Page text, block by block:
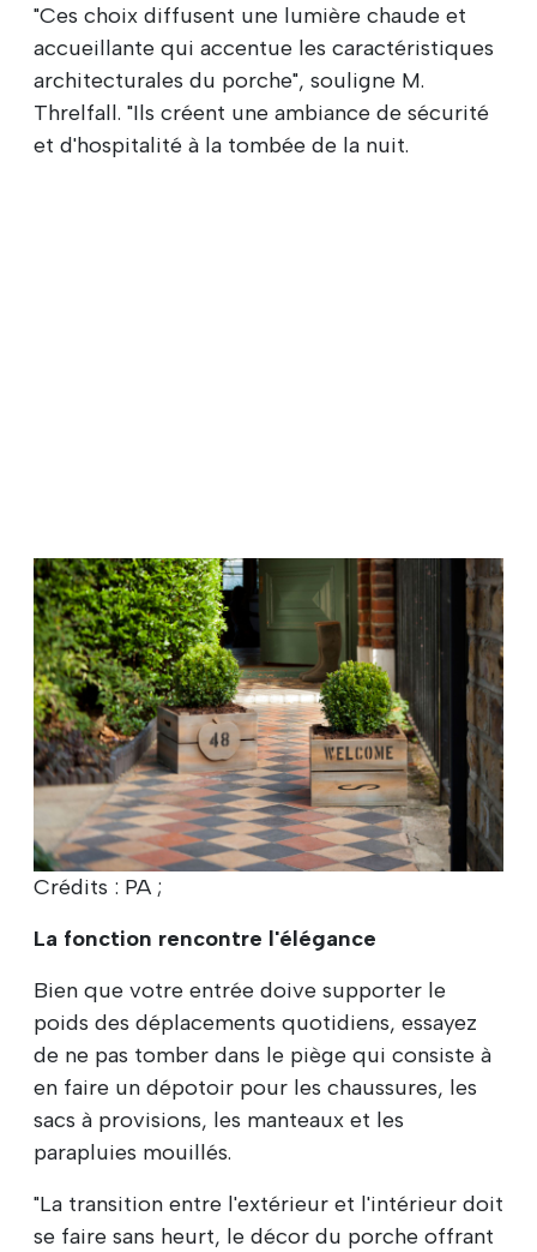
"Ces choix diffusent une lumière chaude et
accueillante qui accentue les caractéristiques
architecturales du porche", souligne M.
Threlfall. "Ils créent une ambiance de sécurité
et d'hospitalité à la tombée de la nuit.
Crédits : PA ;
La fonction rencontre l'élégance
Bien que votre entrée doive supporter le
poids des déplacements quotidiens, essayez
de ne pas tomber dans le piège qui consiste à
en faire un dépotoir pour les chaussures, les
sacs à provisions, les manteaux et les
parapluies mouillés.
"La transition entre l'extérieur et l'intérieur doit
se faire sans heurt, le décor du porche offrant